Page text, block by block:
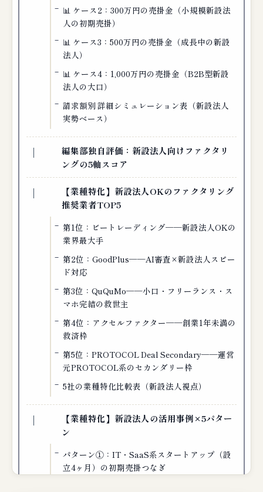
📊 ケース2：300万円の売掛金（小規模新設法
人の初期売掛）
📊 ケース3：500万円の売掛金（成長中の新設
法人）
📊 ケース4：1,000万円の売掛金（B2B型新設
法人の大口）
請求額別 詳細シミュレーション表（新設法人
実勢ベース）
編集部独自評価：新設法人向けファクタリ
ングの5軸スコア
【業種特化】新設法人OKのファクタリング
推奨業者TOP5
第1位：ビートレーディング──新設法人OKの
業界最大手
第2位：GoodPlus──AI審査×新設法人スピー
ド対応
第3位：QuQuMo──小口・フリーランス・ス
マホ完結の救世主
第4位：アクセルファクター──創業1年未満の
救済枠
第5位：PROTOCOL Deal Secondary──運営
元PROTOCOL系のセカンダリー枠
5社の業種特化比較表（新設法人視点）
【業種特化】新設法人の活用事例×5パター
ン
パターン①：IT・SaaS系スタートアップ（設
立4ヶ月）の初期売掛つなぎ